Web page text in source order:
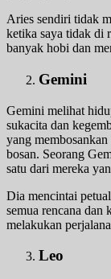
Aries sendiri tidak
ketika saya tidak di
banyak hobi dan
Gemini
Gemini melihat
sukacita dan
yang
bosan. Seorang
satu dari mereka
Dia mencintai
semua rencana dan
melakukan
Leo